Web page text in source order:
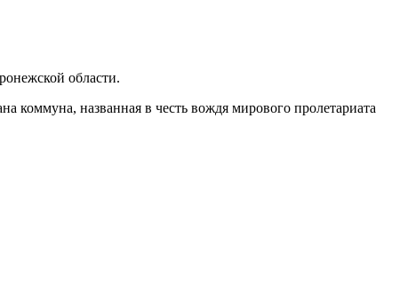
области.
коммуна, названная в честь вождя мирового пролетариата